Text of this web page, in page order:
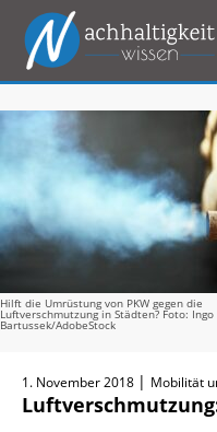
Zum
springen
Hilft die Umrüstung von PKW gegen die
Luftverschmutzung in Städten? Foto: Ingo
Bartussek/AdobeStock
1. November 2018 | Mobilität